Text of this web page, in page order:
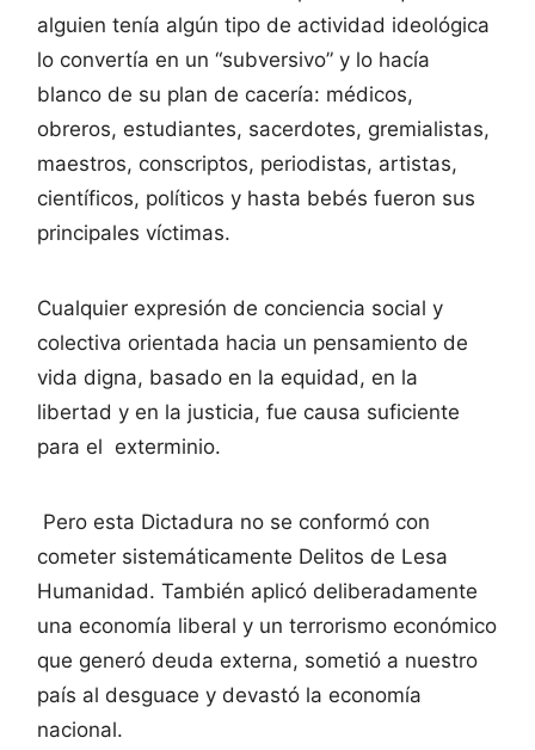
alguien tenía algún tipo de actividad ideológica
lo convertía en un “subversivo” y lo hacía
blanco de su plan de cacería: médicos,
obreros, estudiantes, sacerdotes, gremialistas,
maestros, conscriptos, periodistas, artistas,
científicos, políticos y hasta bebés fueron sus
principales víctimas.
Cualquier expresión de conciencia social y
colectiva orientada hacia un pensamiento de
vida digna, basado en la equidad, en la
libertad y en la justicia, fue causa suficiente
para el exterminio.
Pero esta Dictadura no se conformó con
cometer sistemáticamente Delitos de Lesa
Humanidad. También aplicó deliberadamente
una economía liberal y un terrorismo económico
que generó deuda externa, sometió a nuestro
país al desguace y devastó la economía
nacional.